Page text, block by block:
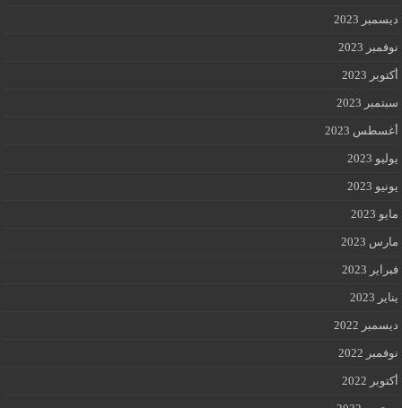
ديسمبر 2023
نوفمبر 2023
أكتوبر 2023
سبتمبر 2023
أغسطس 2023
يوليو 2023
يونيو 2023
مايو 2023
مارس 2023
فبراير 2023
يناير 2023
ديسمبر 2022
نوفمبر 2022
أكتوبر 2022